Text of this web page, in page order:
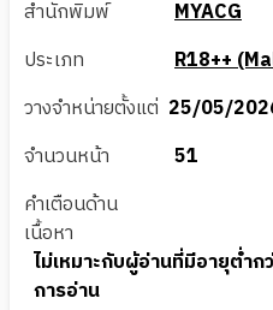
สำนักพิมพ์
MYACG
ประเภท
R18++
วางจำหน่ายตั้งแต่ 25/05/
จำนวนหน้า
51
คำเตือนด้าน
เนื้อหา
ไม่เหมาะกับผู้อ่านที่มีอายุต่ำ
การอ่าน